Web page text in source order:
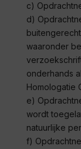
c)
d)
waaronder
onderhands
Homologatie
e)
wordt
natuurlijke
f)